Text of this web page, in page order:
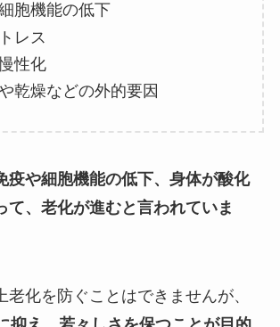
胞機能の低下
レス
性化
乾燥などの外的要因
疫や細胞機能の低下、身体が酸化
て、老化が進むと言われていま
老化を防ぐことはできませんが、